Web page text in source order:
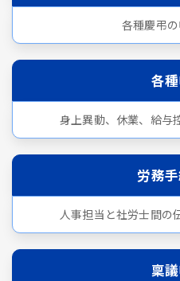
各種慶弔
各
身上異動、休業、給与
労務
人事担当と社労士間の
稟